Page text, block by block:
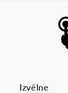
Izvēlne